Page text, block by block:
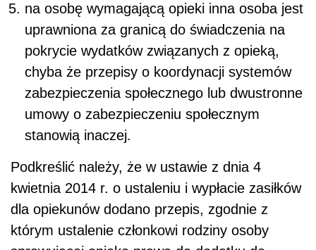
na osobę wymagającą opieki inna osoba jest
uprawniona za granicą do świadczenia na
pokrycie wydatków związanych z opieką,
chyba że przepisy o koordynacji systemów
zabezpieczenia społecznego lub dwustronne
umowy o zabezpieczeniu społecznym
stanowią inaczej.
Podkreślić należy, że w ustawie z dnia 4
kwietnia 2014 r. o ustaleniu i wypłacie zasiłków
dla opiekunów dodano przepis, zgodnie z
którym ustalenie członkowi rodziny osoby